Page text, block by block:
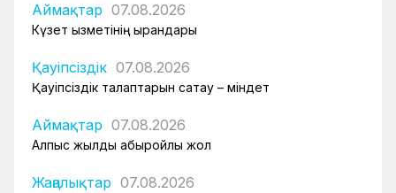
Аймақтар 07.08.2026
Күзет қызметінің қырандары
Қауіпсіздік 07.08.2026
Қауіпсіздік талаптарын сақтау – міндет
Аймақтар 07.08.2026
Алпыс жылдық абыройлы жол
Жаңалықтар 07.08.2026